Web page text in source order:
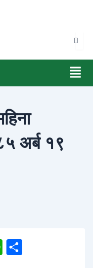
अर्ब १९
W